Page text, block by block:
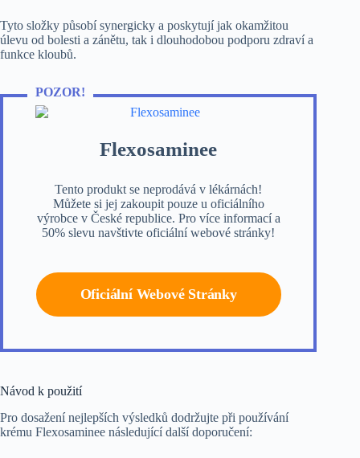
Tyto složky působí synergicky a poskytují jak okamžitou
úlevu od bolesti a zánětu, tak i dlouhodobou podporu zdraví a
funkce kloubů.
POZOR!
Flexosaminee
Tento produkt se neprodává v lékárnách!
Můžete si jej zakoupit pouze u oficiálního
výrobce v České republice. Pro více informací a
50% slevu navštivte oficiální webové stránky!
Oficiální Webové Stránky
Návod k použití
Pro dosažení nejlepších výsledků dodržujte při používání
krému Flexosaminee následující další doporučení: